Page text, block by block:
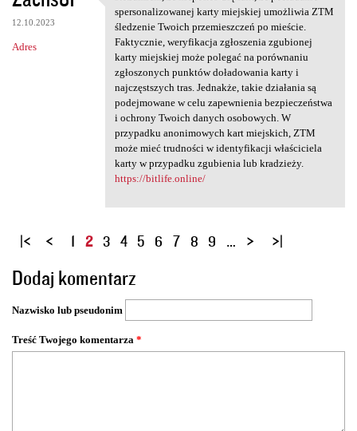
12.10.2023
Adres
Rozumiem, że niepokoi Cię
spersonalizowanej karty miejskiej umożliwia ZTM
śledzenie Twoich przemieszczeń po mieście.
Faktycznie, weryfikacja zgłoszenia zgubionej
karty miejskiej może polegać na porównaniu
zgłoszonych punktów doładowania karty i
najczęstszych tras. Jednakże, takie działania są
podejmowane w celu zapewnienia bezpieczeństwa
i ochrony Twoich danych osobowych. W
przypadku anonimowych kart miejskich, ZTM
może mieć trudności w identyfikacji właściciela
karty w przypadku zgubienia lub kradzieży.
https://bitlife.online/
S
r
o
y
1 2 3 4 5 6 7 8 9 …
Dodaj komentarz
Nazwisko lub pseudonim
Treść Twojego komentarza *